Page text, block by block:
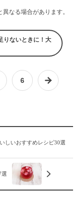
なる場合があります。
りないときに！大
6
しいおすすめレシピ30選
選